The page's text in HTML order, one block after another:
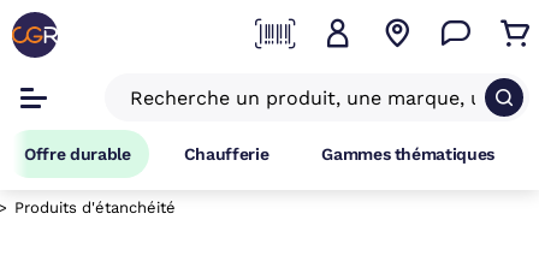
Offre durable Chaufferie Gammes thématiques
Produits d'étanchéité